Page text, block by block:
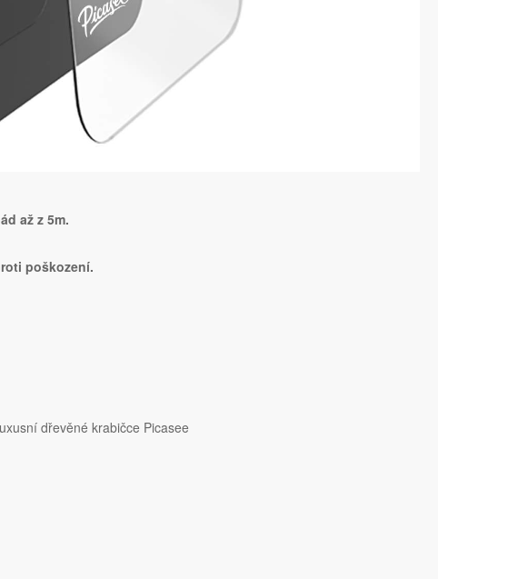
až z 5m.
poškození.
dřevěné krabičce Picasee